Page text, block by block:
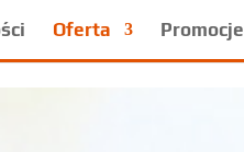
Oferta Promocje